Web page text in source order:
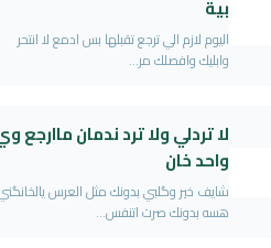
بية
اليوم لازم الي ترجع تقبلها بس ادمع لا انتحر
وابليك وافصلك مر...
لا تردلي ولا ترد ندمان ماارجع
واحد خان
شايف خير وگلبي بدونك مثل العرس
هسه بدونك صرت اتنفس...